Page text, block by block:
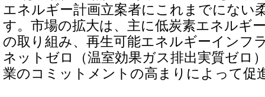
エネルギー計画立案者にこれまでにない
す。市場の拡大は、主に低炭素エネルギ
の取り組み、再生可能エネルギーインフ
ネットゼロ（温室効果ガス排出実質ゼロ
業のコミットメントの高まりによって促